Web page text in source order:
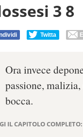
3 8
Twitta
Ora invece
passione,
bocca.
IL CAPITOLO COMPLETO: